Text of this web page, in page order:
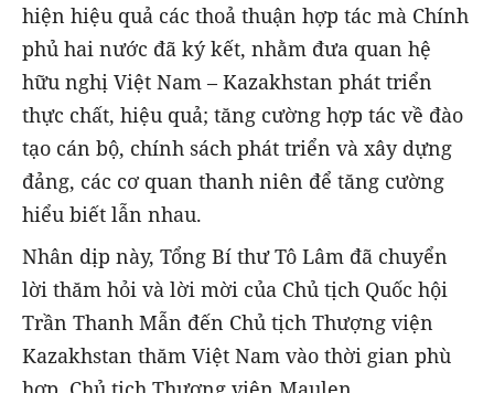
hiện hiệu quả các thoả thuận hợp tác mà Chính
phủ hai nước đã ký kết, nhằm đưa quan hệ
hữu nghị Việt Nam – Kazakhstan phát triển
thực chất, hiệu quả; tăng cường hợp tác về đào
tạo cán bộ, chính sách phát triển và xây dựng
đảng, các cơ quan thanh niên để tăng cường
hiểu biết lẫn nhau.
Nhân dịp này, Tổng Bí thư Tô Lâm đã chuyển
lời thăm hỏi và lời mời của Chủ tịch Quốc hội
Trần Thanh Mẫn đến Chủ tịch Thượng viện
Kazakhstan thăm Việt Nam vào thời gian phù